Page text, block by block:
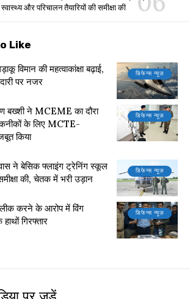
स्वास्थ्य और परिचालन तैयारियों की समीक्षा की
Like
डिफेन्स न्यूज़
विमान की महत्वाकांक्षा बढ़ाई,
पर नजर
डिफेन्स न्यूज़
बख्शी ने MCEME का दौरा
के लिए MCTE-
किया
डिफेन्स न्यूज़
ने बेसिक फ्लाइंग ट्रेनिंग स्कूल
की, चेतक में भरी उड़ान
डिफेन्स न्यूज़
लीक करने के आरोप में विंग
गिरफ्तार